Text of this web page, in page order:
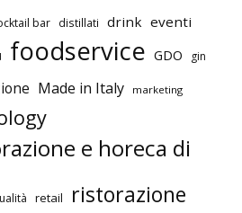
bar distillati drink eventi
foodservice GDO gin
Made in Italy marketing
e horeca di
retail ristorazione